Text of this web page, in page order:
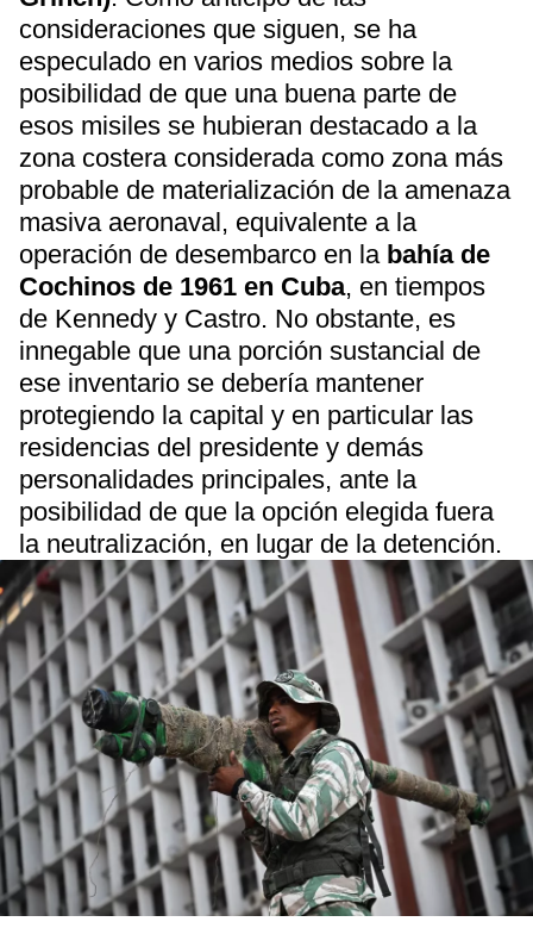
consideraciones que siguen, se ha
especulado en varios medios sobre la
posibilidad de que una buena parte de
esos misiles se hubieran destacado a la
zona costera considerada como zona más
probable de materialización de la amenaza
masiva aeronaval, equivalente a la
operación de desembarco en la bahía de
Cochinos de 1961 en Cuba, en tiempos
de Kennedy y Castro. No obstante, es
innegable que una porción sustancial de
ese inventario se debería mantener
protegiendo la capital y en particular las
residencias del presidente y demás
personalidades principales, ante la
posibilidad de que la opción elegida fuera
la neutralización, en lugar de la detención.